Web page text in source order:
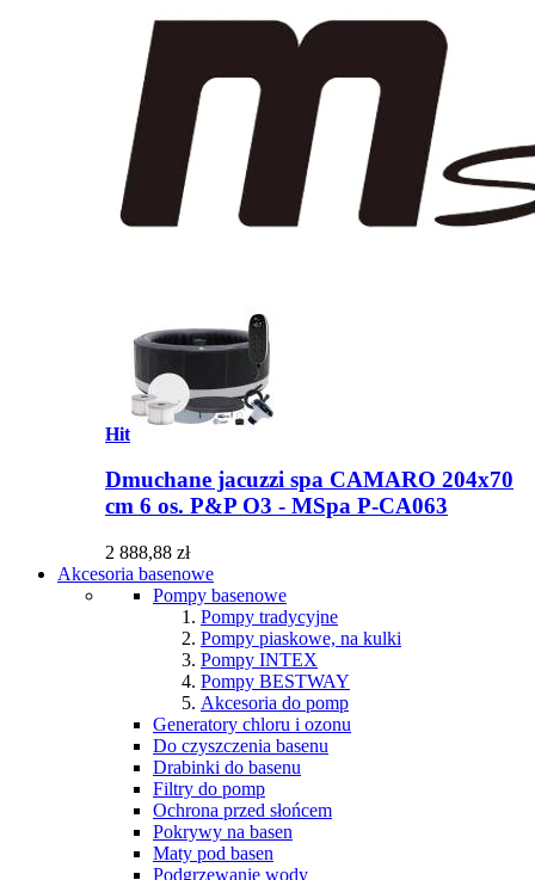
Hit
Dmuchane jacuzzi spa CAMARO 204x70
cm 6 os. P&P O3 - MSpa P-CA063
2 888,88 zł
Akcesoria basenowe
Pompy basenowe
Pompy tradycyjne
Pompy piaskowe, na kulki
Pompy INTEX
Pompy BESTWAY
Akcesoria do pomp
Generatory chloru i ozonu
Do czyszczenia basenu
Drabinki do basenu
Filtry do pomp
Ochrona przed słońcem
Pokrywy na basen
Maty pod basen
Podgrzewanie wody